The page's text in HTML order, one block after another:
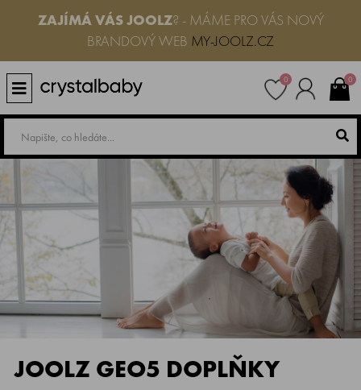
ZAJÍMÁ VÁS JOOLZ? - MÁME PRO VÁS NOVÝ
BRANDOVÝ WEB MY-JOOLZ.CZ
0 0
JOOLZ GEO5 DOPLŇKY